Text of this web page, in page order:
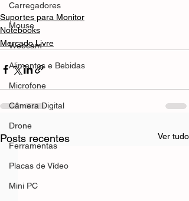
Carregadores
Mouse
Webcam
Alimentos e Bebidas
Microfone
Câmera Digital
Drone
Ferramentas
Placas de Vídeo
Mini PC
Suportes para Monitor
Notebooks
Mercado Livre
Posts recentes Ver tudo